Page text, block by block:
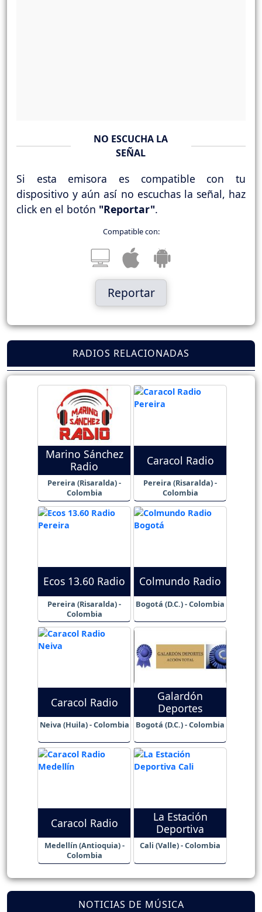
NO ESCUCHA LA
SEÑAL
Si esta emisora es compatible con tu
dispositivo y aún así no escuchas la señal, haz
click en el botón "Reportar".
Compatible con:
Reportar
RADIOS RELACIONADAS
Marino Sánchez
Radio
Pereira (Risaralda) -
Colombia
Caracol Radio
Pereira (Risaralda) -
Colombia
Ecos 13.60 Radio
Pereira (Risaralda) -
Colombia
Colmundo Radio
Bogotá (D.C.) - Colombia
Caracol Radio
Neiva (Huila) - Colombia
Galardón
Deportes
Bogotá (D.C.) - Colombia
Caracol Radio
Medellín (Antioquia) -
Colombia
La Estación
Deportiva
Cali (Valle) - Colombia
NOTICIAS DE MÚSICA